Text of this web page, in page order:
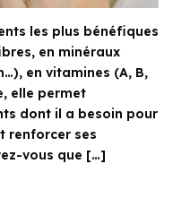
les plus bénéfiques
en minéraux
en vitamines (A, B,
elle permet
dont il a besoin pour
renforcer ses
vous que […]